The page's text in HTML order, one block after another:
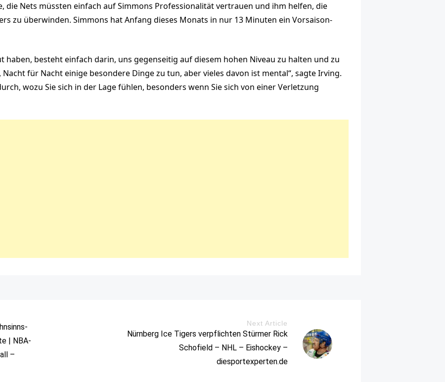
die Nets müssten einfach auf Simmons Professionalität vertrauen und ihm helfen, die
zu überwinden. Simmons hat Anfang dieses Monats in nur 13 Minuten ein Vorsaison-
haben, besteht einfach darin, uns gegenseitig auf diesem hohen Niveau zu halten und zu
für Nacht einige besondere Dinge zu tun, aber vieles davon ist mental“, sagte Irving.
wozu Sie sich in der Lage fühlen, besonders wenn Sie sich von einer Verletzung
| NBA-
–
Next Article
Nürnberg Ice Tigers verpflichten Stürmer Rick
Schofield – NHL – Eishockey –
diesportexperten.de